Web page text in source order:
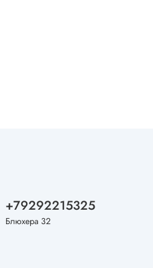
+79292215325
Блюхера 32